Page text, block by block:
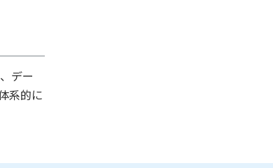
デー
系的に